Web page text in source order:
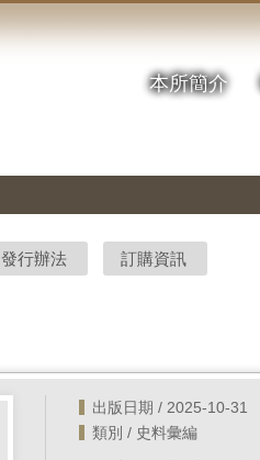
本所簡介
發行辦法 訂購資訊
出版日期 / 2025-10-31
類別 / 史料彙編